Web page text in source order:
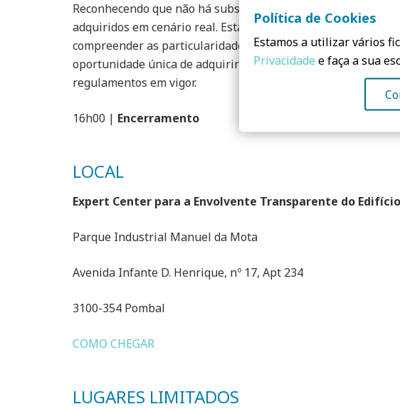
Reconhecendo que não há substituto para a experiência
adquiridos em cenário real. Esta sessão prática é
compreender as particularidades e o comportamento
oportunidade única de adquirir conhecimentos atualizados
regulamentos em vigor.
16h00 | Encerramento
LOCAL
Expert Center para a Envolvente Transparente do Edifício
Parque Industrial Manuel da Mota
Avenida Infante D. Henrique, nº 17, Apt 234
3100-354 Pombal
COMO CHEGAR
LUGARES LIMITADOS
Política de Cookies
Estamos a utilizar vários
Privacidade e faça a sua